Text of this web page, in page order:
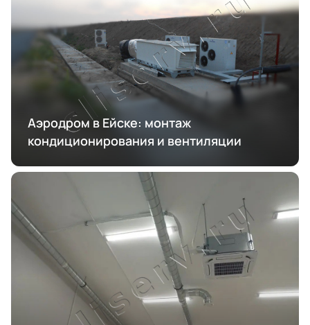
Аэродром в Ейске: монтаж
кондиционирования и вентиляции